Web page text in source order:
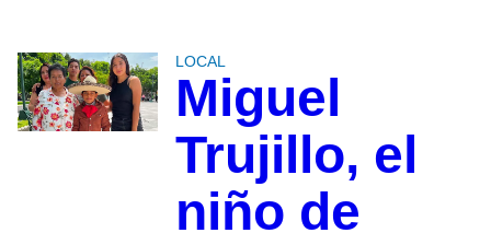
LOCAL
Miguel
Trujillo, el
niño de